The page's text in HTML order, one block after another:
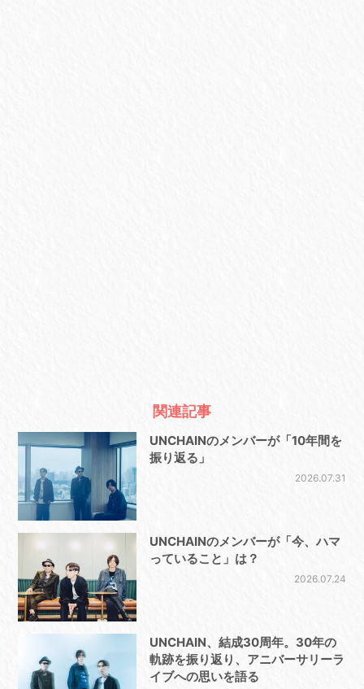
関連記事
UNCHAINのメンバーが「10年間を
振り返る」
2026.07.31
UNCHAINのメンバーが「今、ハマ
っていること」は？
2026.07.24
UNCHAIN、結成30周年。30年の
軌跡を振り返り、アニバーサリーラ
イブへの思いを語る